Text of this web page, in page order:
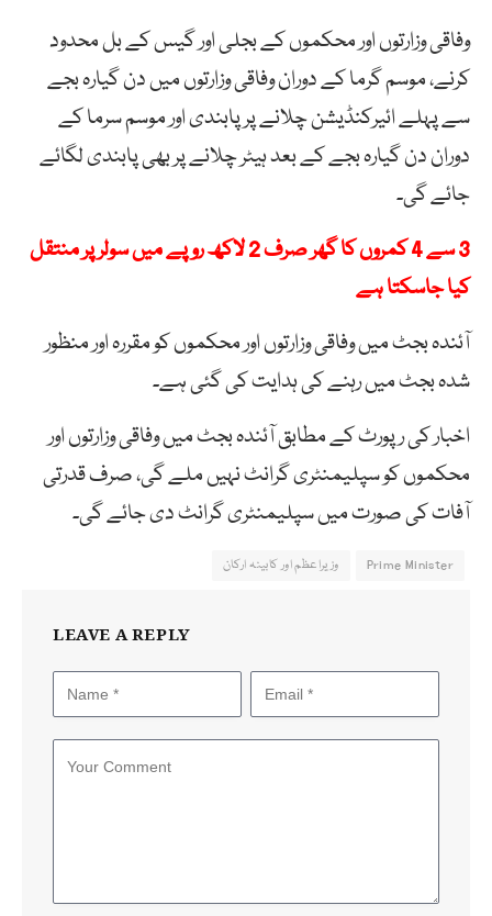
وفاقی وزارتوں اور محکموں کے بجلی اور گیس کے بل محدود
کرنے، موسم گرما کے دوران وفاقی وزارتوں میں دن گیارہ بجے
سے پہلے ائیرکنڈیشن چلانے پر پابندی اور موسم سرما کے
دوران دن گیارہ بجے کے بعد ہیٹر چلانے پر بھی پابندی لگائے
جائے گی۔
3 سے 4 کمروں کا گھر صرف 2 لاکھ روپے میں سولر پر منتقل
کیا جاسکتا ہے
آئندہ بجٹ میں وفاقی وزارتوں اور محکموں کو مقررہ اور منظور
شدہ بجٹ میں رہنے کی ہدایت کی گئی ہے۔
اخبار کی رپورٹ کے مطابق آئندہ بجٹ میں وفاقی وزارتوں اور
محکموں کو سپلیمنٹری گرانٹ نہیں ملے گی، صرف قدرتی
آفات کی صورت میں سپلیمنٹری گرانٹ دی جائے گی۔
Prime Minister وزیراعظم اور کابینہ ارکان
LEAVE A REPLY